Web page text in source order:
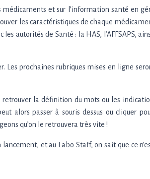
et sur l’information santé en
les caractéristiques de chaque
autorités de Santé : la HAS, l’AFFSAPS,
Les prochaines rubriques mises en ligne
la définition du mots ou les
alors passer à souris dessus ou cliquer
qu’on le retrouvera très vite !
et au Labo Staff, on sait que ce